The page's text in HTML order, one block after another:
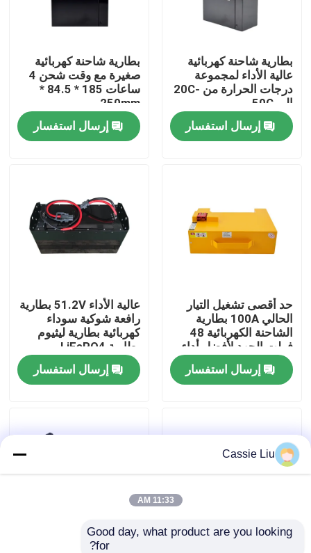
معلومات عنا
رقابة جودة
اطلب اقتباس
بطارية ليثيوم أيون رافعة شوكية كهربائية
بطارية شاحنة كهربائية
عالية الأداء لمجموعة
درجات الحرارة من -20C
إلى 50C
إرسال استفسار
بطارية شاحنة كهربائية
صغيرة مع وقت شحن 4
ساعات 185 * 84.5 *
250mm
إرسال استفسار
حد أقصى تشغيل التيار
الحالي 100A بطارية
الشاحنة الكهربائية 48
فولت الجهد لأفضل أداء
إرسال استفسار
عالية الأداء 51.2V بطارية
رافعة شوكية سوداء
كهربائية بطارية ليثيوم
بطارية LiFePO4
إرسال استفسار
بطارية شاحنة كهربائية
Cassie Liu
11:33 AM
Good day, what product are you looking
for?